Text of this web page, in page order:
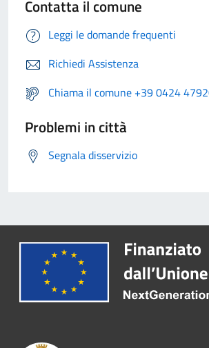
Contatta il comune
Leggi le domande frequenti
Richiedi Assistenza
Chiama il comune +39 0424
Problemi in città
Segnala disservizio